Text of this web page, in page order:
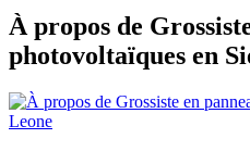
À propos de
photovoltaïques en